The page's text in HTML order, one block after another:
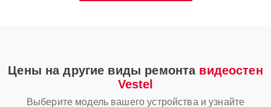
Цены на другие виды ремонта видеостен
Vestel
Выберите модель вашего устройства и узнайте